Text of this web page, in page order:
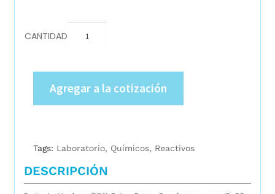
CANTIDAD
Agregar a la cotización
Tags: Laboratorio, Químicos, Reactivos
DESCRIPCIÓN